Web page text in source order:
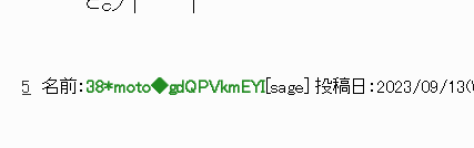
⊂ｃノ´| ｜ ／ VⅥ
{ く{ ヾi V: :
＼ | 寸ア
5 名前： 38*moto◆gdQPVkmEYI sage ] 投稿日： 2023/09/